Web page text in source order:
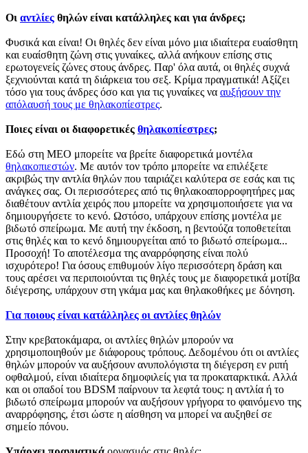
Οι αντλίες θηλών είναι κατάλληλες και για άνδρες;
Φυσικά και είναι! Οι θηλές δεν είναι μόνο μια ιδιαίτερα ευαίσθητη
και ευαίσθητη ζώνη στις γυναίκες, αλλά ανήκουν επίσης στις
ερωτογενείς ζώνες στους άνδρες. Παρ' όλα αυτά, οι θηλές συχνά
ξεχνιούνται κατά τη διάρκεια του σεξ. Κρίμα πραγματικά! Αξίζει
τόσο για τους άνδρες όσο και για τις γυναίκες να αυξήσουν την
απόλαυσή τους με θηλακοπίεστρες.
Ποιες είναι οι διαφορετικές θηλακοπίεστρες;
Εδώ στη MEO μπορείτε να βρείτε διαφορετικά μοντέλα
θηλακοπιεστών. Με αυτόν τον τρόπο μπορείτε να επιλέξετε
ακριβώς την αντλία θηλών που ταιριάζει καλύτερα σε εσάς και τις
ανάγκες σας. Οι περισσότερες από τις θηλακοαπορροφητήρες μας
διαθέτουν αντλία χειρός που μπορείτε να χρησιμοποιήσετε για να
δημιουργήσετε το κενό. Ωστόσο, υπάρχουν επίσης μοντέλα με
βιδωτό σπείρωμα. Με αυτή την έκδοση, η βεντούζα τοποθετείται
στις θηλές και το κενό δημιουργείται από το βιδωτό σπείρωμα...
Προσοχή! Το αποτέλεσμα της αναρρόφησης είναι πολύ
ισχυρότερο! Για όσους επιθυμούν λίγο περισσότερη δράση και
τους αρέσει να περιποιούνται τις θηλές τους με διαφορετικά μοτίβα
διέγερσης, υπάρχουν στη γκάμα μας και θηλακοθήκες με δόνηση.
Για ποιους είναι κατάλληλες οι αντλίες θηλών
Στην κρεβατοκάμαρα, οι αντλίες θηλών μπορούν να
χρησιμοποιηθούν με διάφορους τρόπους. Δεδομένου ότι οι αντλίες
θηλών μπορούν να αυξήσουν ανυπολόγιστα τη διέγερση εν ριπή
οφθαλμού, είναι ιδιαίτερα δημοφιλείς για τα προκαταρκτικά. Αλλά
και οι οπαδοί του BDSM παίρνουν τα λεφτά τους: η αντλία ή το
βιδωτό σπείρωμα μπορούν να αυξήσουν γρήγορα το φαινόμενο της
αναρρόφησης, έτσι ώστε η αίσθηση να μπορεί να αυξηθεί σε
σημείο πόνου.